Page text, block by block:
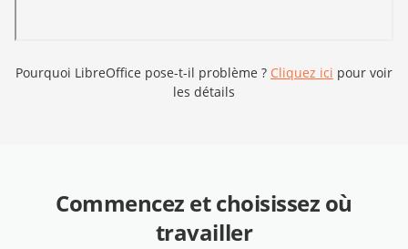
Pourquoi LibreOffice pose-t-il problème ? Cliquez ici pour voir
les détails
Commencez et choisissez où
travailler